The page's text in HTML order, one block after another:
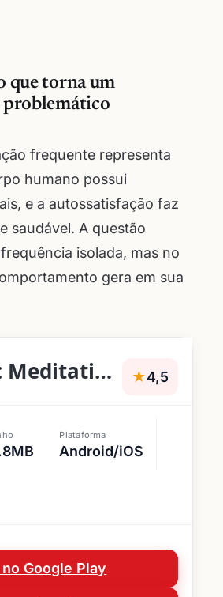
que torna um
frequente representa
humano possui
e a autossatisfação faz
saudável. A questão
isolada, mas no
gera em sua
Lojong: Meditation & Sleep ★4,5
Plataforma
Android/iOS
Google Play